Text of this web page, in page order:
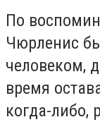
По
Чюрленис
человеком,
время
когда-